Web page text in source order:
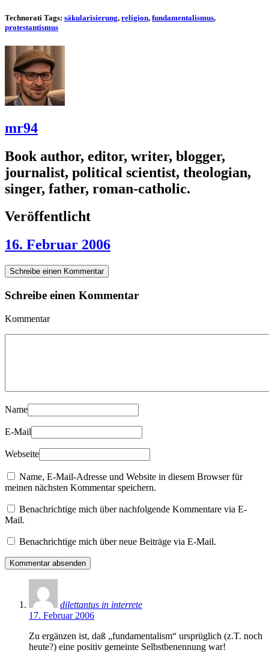
Technorati Tags: säkularisierung, religion, fundamentalismus,
protestantismus
mr94
Book author, editor, writer, blogger,
journalist, political scientist, theologian,
singer, father, roman-catholic.
Veröffentlicht
16. Februar 2006
Schreibe einen Kommentar
Schreibe einen Kommentar
Kommentar
Name
E-Mail
Webseite
Name, E-Mail-Adresse und Website in diesem Browser für
meinen nächsten Kommentar speichern.
Benachrichtige mich über nachfolgende Kommentare via E-
Mail.
Benachrichtige mich über neue Beiträge via E-Mail.
dilettantus in interrete
17. Februar 2006
Zu ergänzen ist, daß „fundamentalism“ ursprüglich (z.T. noch
heute?) eine positiv gemeinte Selbstbenennung war!